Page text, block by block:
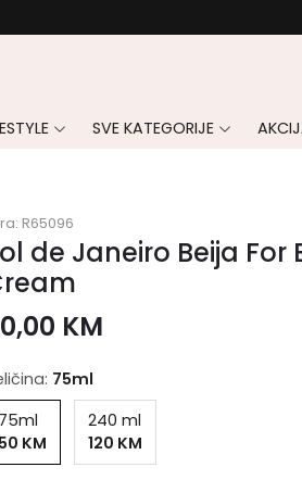
SVE KATEGORIJE
R65096
de Janeiro Beija For
KM
75ml
75ml
50 KM
240 ml
120 KM